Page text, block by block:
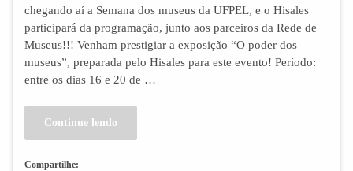
chegando aí a Semana dos museus da UFPEL, e o Hisales
participará da programação, junto aos parceiros da Rede de
Museus!!! Venham prestigiar a exposição “O poder dos
museus”, preparada pelo Hisales para este evento! Período:
entre os dias 16 e 20 de …
Continue lendo
Compartilhe: